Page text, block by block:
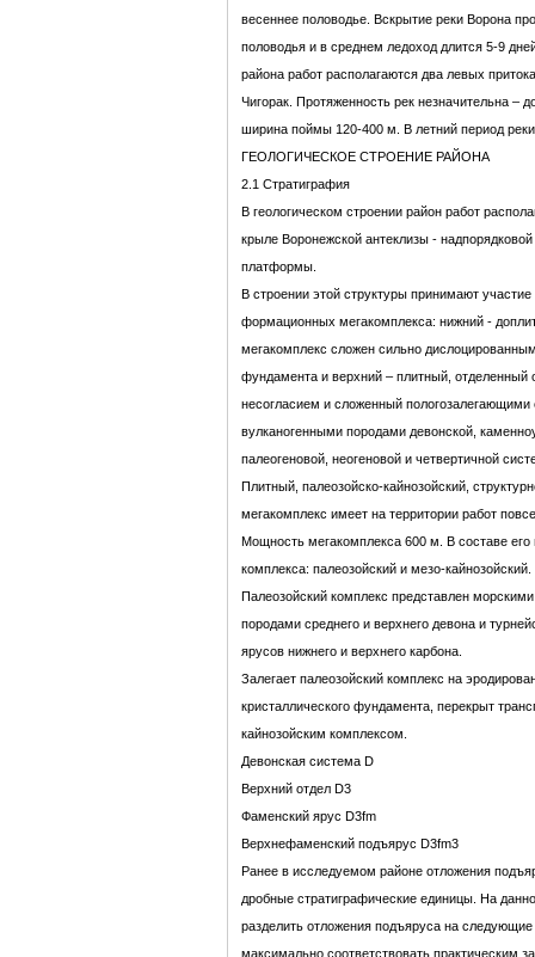
весеннее половодье. Вскрытие реки Ворона
половодья и в среднем ледоход длится 5-9
района работ располагаются два левых
Чигорак. Протяженность рек незначительна –
ширина поймы 120-400 м. В летний период
ГЕОЛОГИЧЕСКОЕ СТРОЕНИЕ РАЙОНА
2.1 Стратиграфия
В геологическом строении район работ
крыле Воронежской антеклизы -
платформы.
В строении этой структуры принимают
формационных мегакомплекса: нижний -
мегакомплекс сложен сильно
фундамента и верхний – плитный, отделенный
несогласием и сложенный
вулканогенными породами девонской,
палеогеновой, неогеновой и четвертичной
Плитный, палеозойско-кайнозойский,
мегакомплекс имеет на территории работ
Мощность мегакомплекса 600 м. В составе
комплекса: палеозойский и мезо-кайнозойский.
Палеозойский комплекс представлен
породами среднего и верхнего девона и
ярусов нижнего и верхнего карбона.
Залегает палеозойский комплекс на
кристаллического фундамента, перекрыт
кайнозойским комплексом.
Девонская система D
Верхний отдел D3
Фаменский ярус D3fm
Верхнефаменский подъярус D3fm3
Ранее в исследуемом районе отложения
дробные стратиграфические единицы. На
разделить отложения подъяруса на
максимально соответствовать практическим